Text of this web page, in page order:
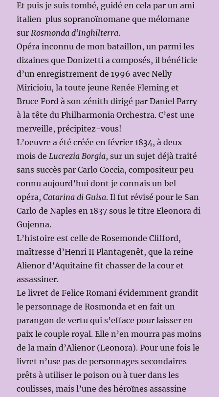
Et puis je suis tombé, guidé en cela par un ami
italien plus sopranoïnomane que mélomane
surRosmonda d’Inghilterra.
Opéra inconnu de mon bataillon, un parmi les
dizaines que Donizetti a composés, il bénéficie
d’un enregistrement de 1996 avec Nelly
Miricioiu, la toute jeune Renée Fleming et
Bruce Ford à son zénith dirigé par Daniel Parry
à la tête du Philharmonia Orchestra. C’est une
merveille, précipitez-vous!
L’oeuvre a été créée en février 1834, à deux
mois deLucrezia Borgia, sur un sujet déjà traité
sans succès par Carlo Coccia, compositeur peu
connu aujourd’hui dont je connais un bel
opéra,Catarina di Guisa. Il fut révisé pour le San
Carlo de Naples en 1837 sous le titre Eleonora di
Gujenna.
L’histoire est celle de Rosemonde Clifford,
maîtresse d’Henri II Plantagenêt, que la reine
Alienor d’Aquitaine fit chasser de la cour et
assassiner.
Le livret de Felice Romani évidemment grandit
le personnage de Rosmonda et en fait un
parangon de vertu qui s’efface pour laisser en
paix le couple royal. Elle n’en mourra pas moins
de la main d’Alienor (Leonora). Pour une fois le
livret n’use pas de personnages secondaires
prêts à utiliser le poison ou à tuer dans les
coulisses, mais l’une des héroïnes assassine